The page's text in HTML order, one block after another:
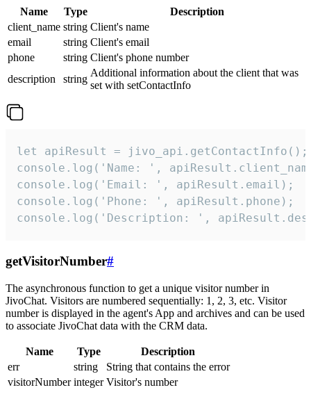
Name Type
Description
client_name string Client's name
email
string Client's email
phone
string Client's phone number
description
string
Additional information about the client that was
set with setContactInfo
let apiResult = jivo_api.getContactInfo();
console.log('Name: ',
console.log('Email: ', apiResult.email);
console.log('Phone: ', apiResult.phone);
console.log('Description: ',
getVisitorNumber#
The asynchronous function to get a unique visitor number in
JivoChat. Visitors are numbered sequentially: 1, 2, 3, etc. Visitor
number is displayed in the agent's App and archives and can be used
to associate JivoChat data with the CRM data.
Name Type
Description
err
string
String that contains the error
visitorNumber integer Visitor's number